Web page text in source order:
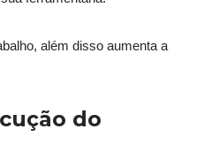
além disso aumenta a
do